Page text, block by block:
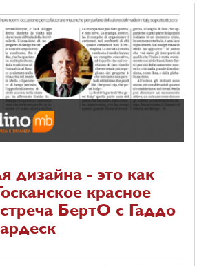
дизайна - это как
красное
БертО с Гаддо